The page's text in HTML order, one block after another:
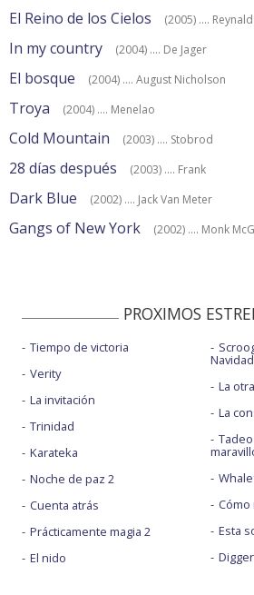
El Reino de los Cielos (2005) .... Reynald
In my country (2004) .... De Jager
El bosque (2004) .... August Nicholson
Troya (2004) .... Menelao
Cold Mountain (2003) .... Stobrod
28 días después (2003) .... Frank
Dark Blue (2002) .... Jack Van Meter
Gangs of New York (2002) .... Monk
PROXIMOS
Tiempo de victoria
Verity
La invitación
Trinidad
Karateka
Noche de paz 2
Cuenta atrás
Prácticamente magia 2
El nido
Navidad
La
La
Esta
Digger